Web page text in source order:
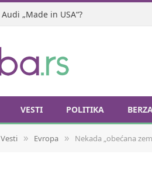
Audi „Made in USA“?
VESTI POLITIKA BERZA
Vesti » Evropa » Nekada „obećana